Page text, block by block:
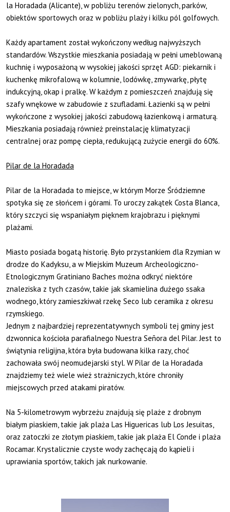
la Horadada (Alicante), w pobliżu terenów zielonych, parków,
obiektów sportowych oraz w pobliżu plaży i kilku pól golfowych.
Każdy apartament został wykończony według najwyższych
standardów. Wszystkie mieszkania posiadają w pełni umeblowaną
kuchnię i wyposażoną w wysokiej jakości sprzęt AGD: piekarnik i
kuchenkę mikrofalową w kolumnie, lodówkę, zmywarkę, płytę
indukcyjną, okap i pralkę. W każdym z pomieszczeń znajdują się
szafy wnękowe w zabudowie z szufladami. Łazienki są w pełni
wykończone z wysokiej jakości zabudową łazienkową i armaturą.
Mieszkania posiadają również preinstalację klimatyzacji
centralnej oraz pompę ciepła, redukującą zużycie energii do 60%.
Pilar de la Horadada
Pilar de la Horadada to miejsce, w którym Morze Śródziemne
spotyka się ze słońcem i górami. To uroczy zakątek Costa Blanca,
który szczyci się wspaniałym pięknem krajobrazu i pięknymi
plażami.
Miasto posiada bogatą historię. Było przystankiem dla Rzymian w
drodze do Kadyksu, a w Miejskim Muzeum Archeologiczno-
Etnologicznym Gratiniano Baches można odkryć niektóre
znaleziska z tych czasów, takie jak skamielina dużego ssaka
wodnego, który zamieszkiwał rzekę Seco lub ceramika z okresu
rzymskiego.
Jednym z najbardziej reprezentatywnych symboli tej gminy jest
dzwonnica kościoła parafialnego Nuestra Señora del Pilar. Jest to
świątynia religijna, która była budowana kilka razy, choć
zachowała swój neomudejarski styl. W Pilar de la Horadada
znajdziemy też wiele wież strażniczych, które chroniły
miejscowych przed atakami piratów.
Na 5-kilometrowym wybrzeżu znajdują się plaże z drobnym
białym piaskiem, takie jak plaża Las Higuericas lub Los Jesuitas,
oraz zatoczki ze złotym piaskiem, takie jak plaża El Conde i plaża
Rocamar. Krystalicznie czyste wody zachęcają do kąpieli i
uprawiania sportów, takich jak nurkowanie.